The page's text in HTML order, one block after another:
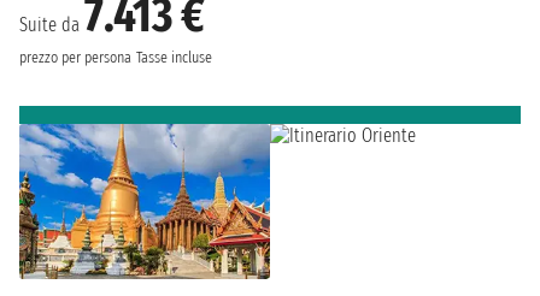
Suite da 7.413 €
prezzo per persona Tasse incluse